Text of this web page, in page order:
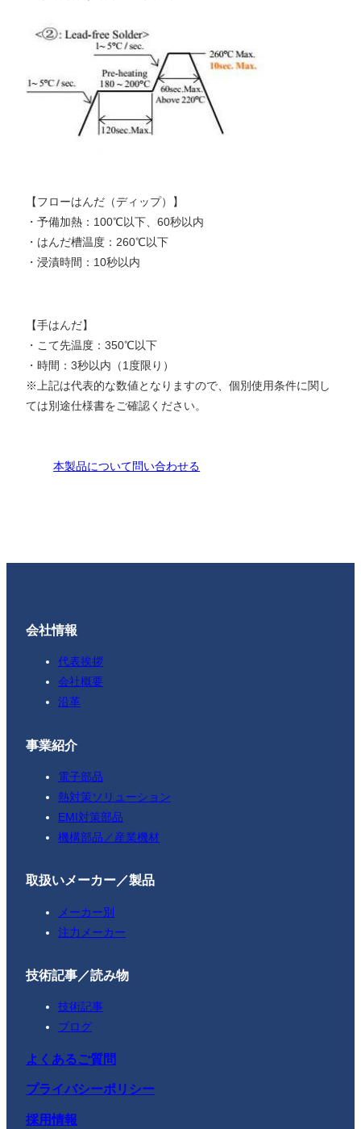
【フローはんだ（ディップ）】
・予備加熱：100℃以下、60秒以内
・はんだ槽温度：260℃以下
・浸漬時間：10秒以内
【手はんだ】
・こて先温度：350℃以下
・時間：3秒以内（1度限り）
※上記は代表的な数値となりますので、個別使用条件に関し
ては別途仕様書をご確認ください。
本製品について問い合わせる
会社情報
代表挨拶
会社概要
沿革
事業紹介
電子部品
熱対策ソリューション
EMI対策部品
機構部品／産業機材
取扱いメーカー／製品
メーカー別
注力メーカー
技術記事／読み物
技術記事
ブログ
よくあるご質問
プライバシーポリシー
採用情報